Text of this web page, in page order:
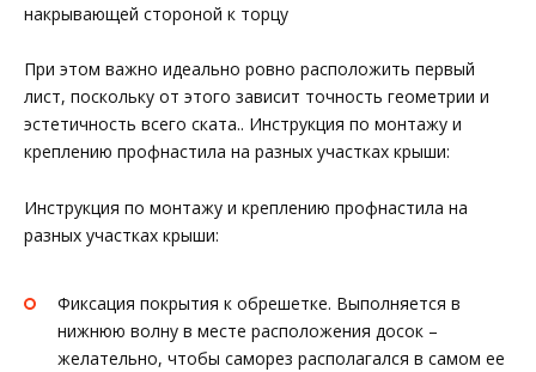
накрывающей стороной к торцу
При этом важно идеально ровно расположить первый
лист, поскольку от этого зависит точность геометрии и
эстетичность всего ската.. Инструкция по монтажу и
креплению профнастила на разных участках крыши:
Инструкция по монтажу и креплению профнастила на
разных участках крыши:
Фиксация покрытия к обрешетке. Выполняется в
нижнюю волну в месте расположения досок –
желательно, чтобы саморез располагался в самом ее